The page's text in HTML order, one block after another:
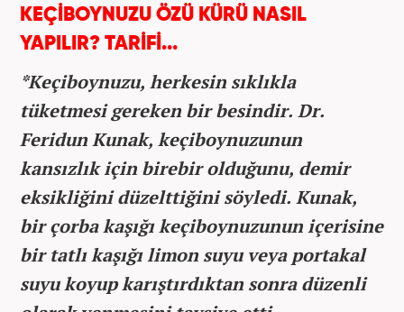
KEÇİBOYNUZU ÖZÜ KÜRÜ NASIL
YAPILIR? TARİFİ...
*Keçiboynuzu, herkesin sıklıkla
tüketmesi gereken bir besindir. Dr.
Feridun Kunak, keçiboynuzunun
kansızlık için birebir olduğunu, demir
eksikliğini düzelttiğini söyledi. Kunak,
bir çorba kaşığı keçiboynuzunun içerisine
bir tatlı kaşığı limon suyu veya portakal
suyu koyup karıştırdıktan sonra düzenli